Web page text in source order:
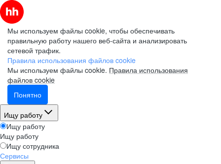
Мы используем файлы cookie, чтобы обеспечивать
правильную работу нашего веб-сайта и анализировать
сетевой трафик.
Правила использования файлов cookie
Мы используем файлы cookie. Правила использования
файлов cookie
Понятно
Ищу работу
Ищу работу
Ищу работу
Ищу сотрудника
Сервисы